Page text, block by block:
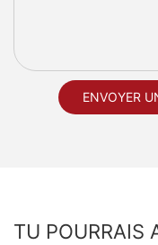
ENVOYER
TU POURRAIS